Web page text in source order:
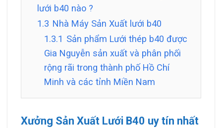
lưới b40 nào ?
1.3 Nhà Máy Sản Xuất lưới b40
1.3.1 Sản phẩm Lưới thép b40 được
Gia Nguyễn sản xuất và phân phối
rộng rãi trong thành phố Hồ Chí
Minh và các tỉnh Miền Nam
Xưởng Sản Xuất Lưới B40 uy tín nhất